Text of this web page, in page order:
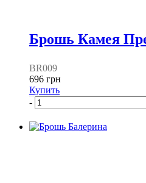
Брошь Камея
BR009
696 грн
Купить
-